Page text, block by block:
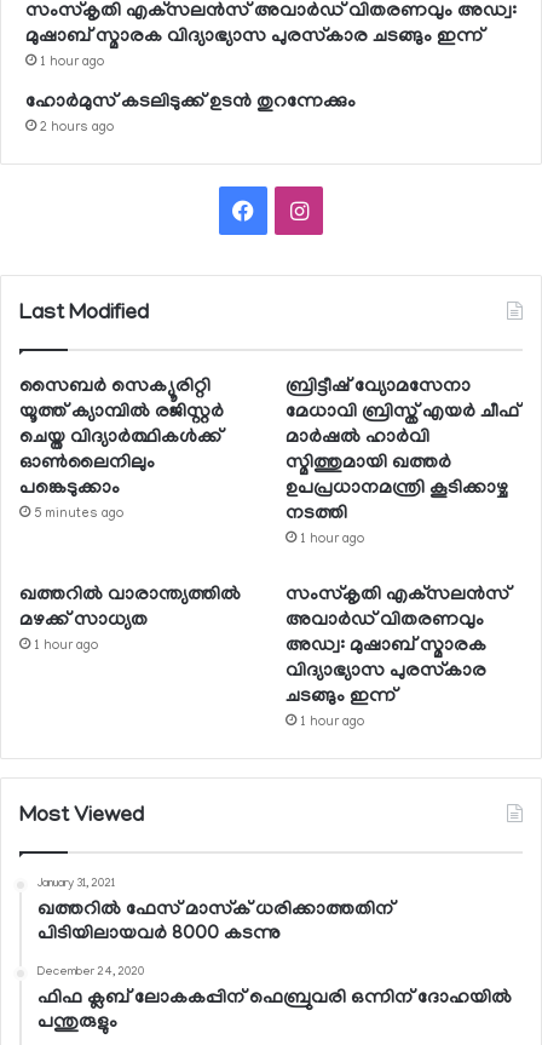
സംസ്‌കൃതി എക്‌സലന്‍സ് അവാര്‍ഡ് വിതരണവും അഡ്വ:
മുഷാബ് സ്മാരക വിദ്യാഭ്യാസ പുരസ്‌കാര ചടങ്ങും ഇന്ന്
1 hour ago
ഹോര്‍മുസ് കടലിടുക്ക് ഉടന്‍ തുറന്നേക്കും
2 hours ago
FacebookInstagram
Last Modified
സൈബര്‍ സെക്യൂരിറ്റി
യൂത്ത് ക്യാമ്പില്‍ രജിസ്റ്റര്‍
ചെയ്ത വിദ്യാര്‍ത്ഥികള്‍ക്ക്
ഓണ്‍ലൈനിലും
പങ്കെടുക്കാം
5 minutes ago
ബ്രിട്ടീഷ് വ്യോമസേനാ
മേധാവി ബ്രിസ്ത് എയര്‍ ചീഫ്
മാര്‍ഷല്‍ ഹാര്‍വി
സ്മിത്തുമായി ഖത്തര്‍
ഉപപ്രധാനമന്ത്രി കൂടിക്കാഴ്ച
നടത്തി
1 hour ago
ഖത്തറില്‍ വാരാന്ത്യത്തില്‍
മഴക്ക് സാധ്യത
1 hour ago
സംസ്‌കൃതി എക്‌സലന്‍സ്
അവാര്‍ഡ് വിതരണവും
അഡ്വ: മുഷാബ് സ്മാരക
വിദ്യാഭ്യാസ പുരസ്‌കാര
ചടങ്ങും ഇന്ന്
1 hour ago
Most Viewed
January 31, 2021
ഖത്തറില്‍ ഫേസ് മാസ്‌ക് ധരിക്കാത്തതിന്
പിടിയിലായവര്‍ 8000 കടന്നു
December 24, 2020
ഫിഫ ക്ലബ് ലോകകപ്പിന് ഫെബ്രുവരി ഒന്നിന് ദോഹയില്‍
പന്തുരുളും